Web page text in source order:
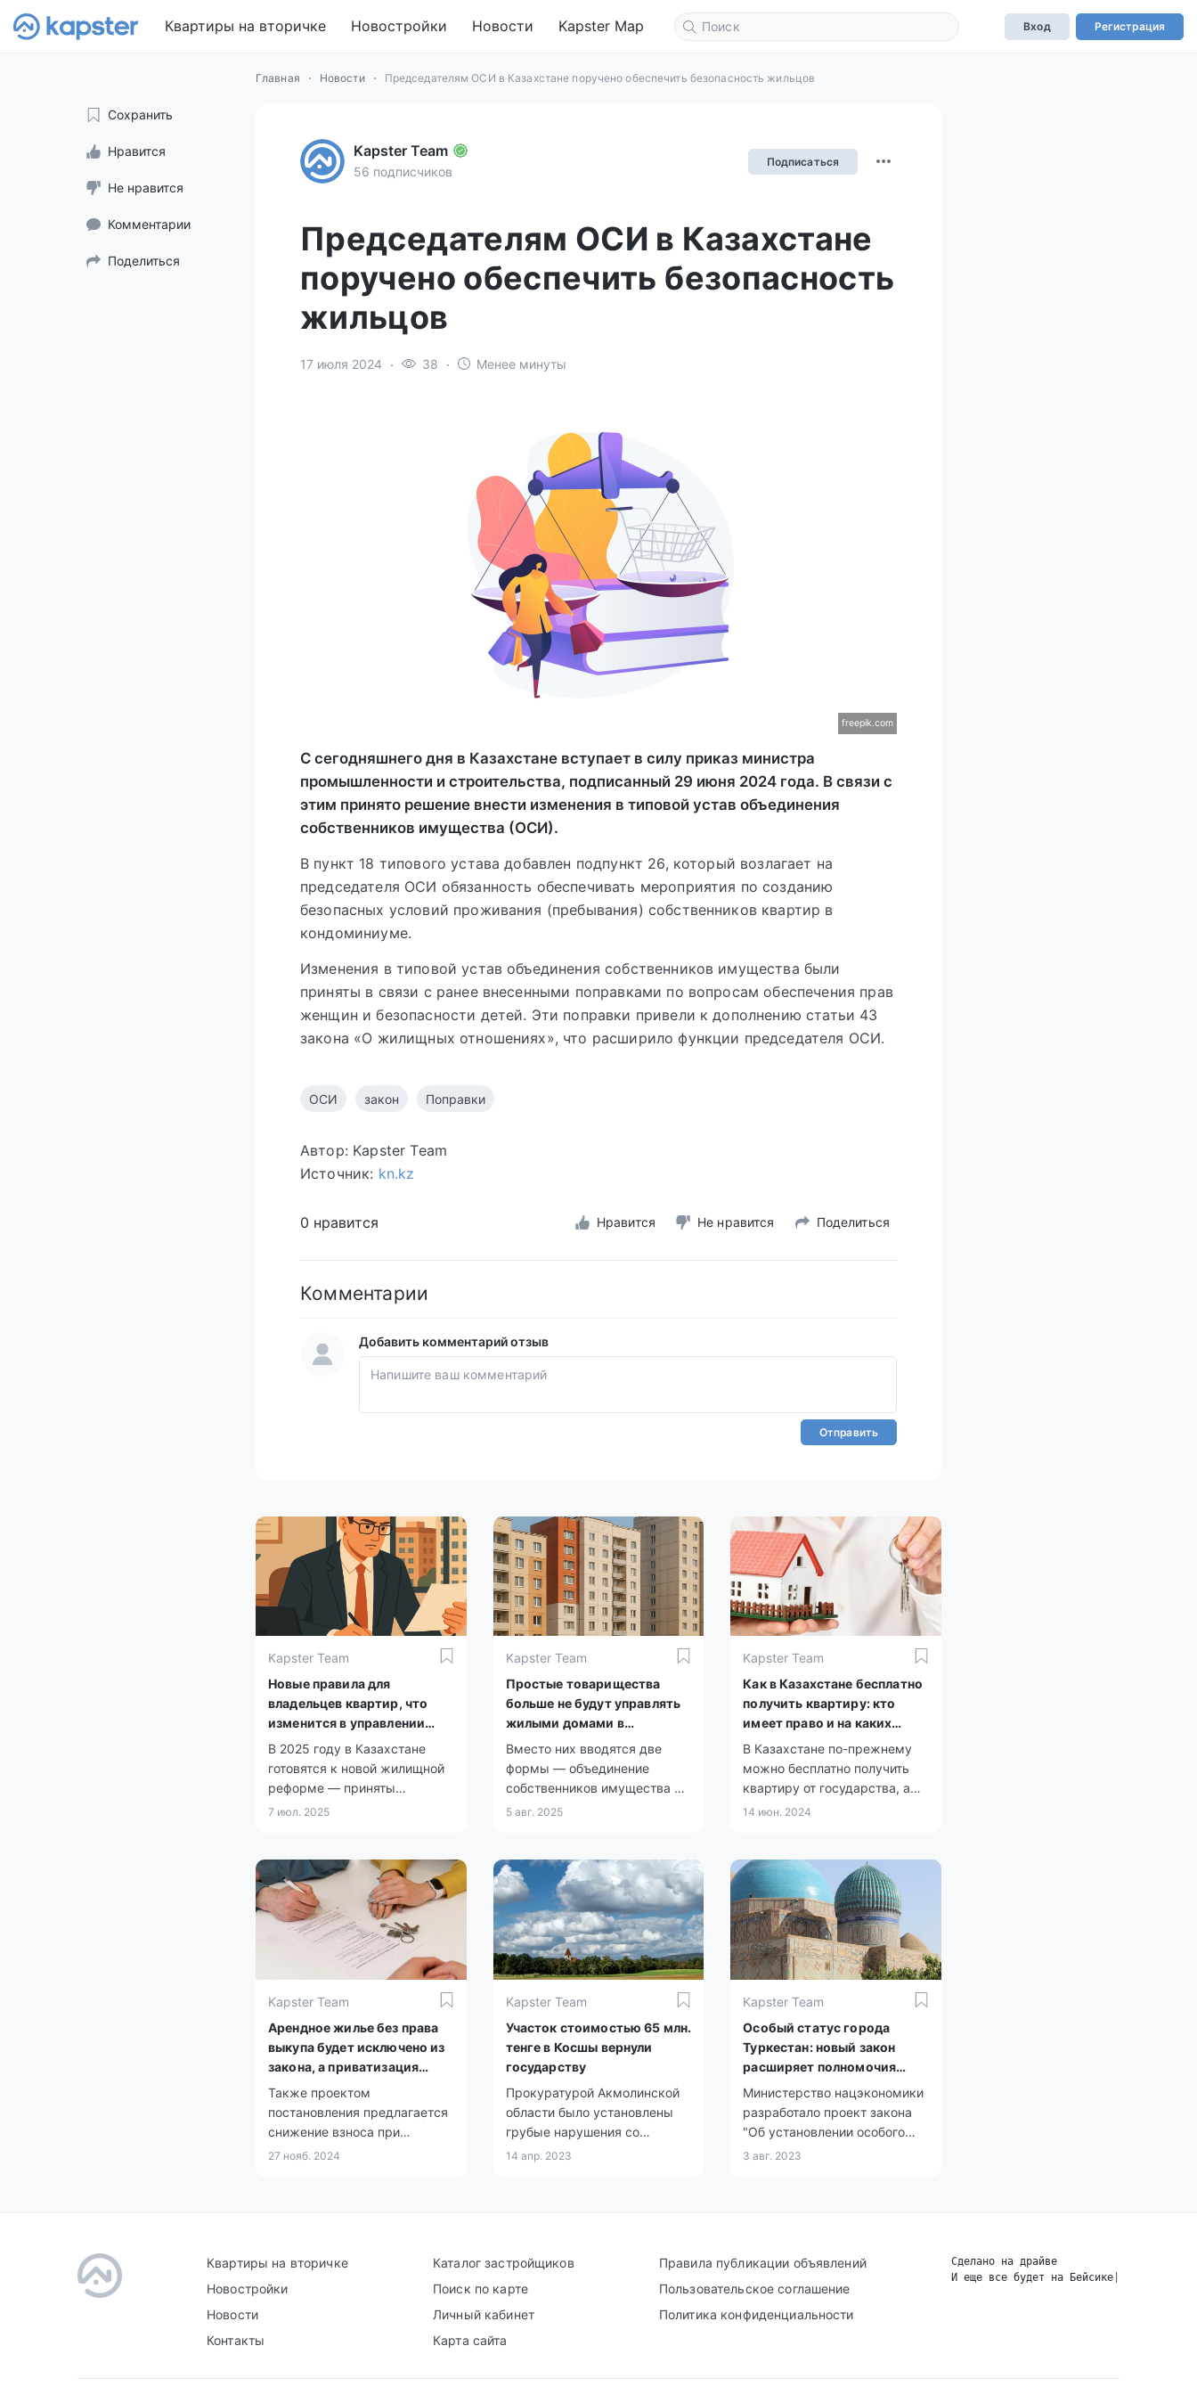
Квартиры на вторичке Новостройки Новости Kapster Map Вход Регистрация
Главная Новости Председателям ОСИ в Казахстане поручено обеспечить безопасность жильцов
Сохранить
Нравится
Не нравится
Комментарии
Поделиться
Kapster Team
56 подписчиков
Подписаться
Председателям ОСИ в Казахстане
поручено обеспечить безопасность
жильцов
17 июля 2024 38 Менее минуты
freepik.com
С сегодняшнего дня в Казахстане вступает в силу приказ министра
промышленности и строительства, подписанный 29 июня 2024 года. В связи с
этим принято решение внести изменения в типовой устав объединения
собственников имущества (ОСИ).
В пункт 18 типового устава добавлен подпункт 26, который возлагает на
председателя ОСИ обязанность обеспечивать мероприятия по созданию
безопасных условий проживания (пребывания) собственников квартир в
кондоминиуме.
Изменения в типовой устав объединения собственников имущества были
приняты в связи с ранее внесенными поправками по вопросам обеспечения прав
женщин и безопасности детей. Эти поправки привели к дополнению статьи 43
закона «О жилищных отношениях», что расширило функции председателя ОСИ.
ОСИ закон Поправки
Автор: Kapster Team
Источник: kn.kz
0 нравится Нравится Не нравится Поделиться
Комментарии
Добавить комментарий отзыв
Отправить
Kapster Team
Новые правила для
владельцев квартир, что
изменится в управлении
домами
В 2025 году в Казахстане
готовятся к новой жилищной
реформе — приняты
поправки в законодательство
подписи у президента.
7 июл. 2025
Kapster Team
Простые товарищества
больше не будут управлять
жилыми домами в
Казахстане
Вместо них вводятся две
формы — объединение
собственников имущества и
непосредственное
5 авг. 2025
Kapster Team
Как в Казахстане бесплатно
получить квартиру: кто
имеет право и на каких
условиях
В Казахстане по-прежнему
можно бесплатно получить
квартиру от государства, а
реформы жилищной политики
14 июн. 2024
Kapster Team
Арендное жилье без права
выкупа будет исключено из
закона, а приватизация
станет возможной – проект
Также проектом
постановления предлагается
снижение взноса при
оформлении рассрочки.
27 нояб. 2024
Kapster Team
Участок стоимостью 65 млн.
тенге в Косшы вернули
государству
Прокуратурой Акмолинской
области было установлены
грубые нарушения со
стороны местных
14 апр. 2023
Kapster Team
Особый статус города
Туркестан: новый закон
расширяет полномочия
местных органов власти
Министерство нацэкономики
разработало проект закона
"Об установлении особого
статуса города Туркестан",
3 авг. 2023
Квартиры на вторичке
Новостройки
Новости
Контакты
Каталог застройщиков
Поиск по карте
Личный кабинет
Карта сайта
Правила публикации объявлений
Пользовательское соглашение
Политика конфиденциальности
Сделано на драйве
И еще все будет на Бейсике